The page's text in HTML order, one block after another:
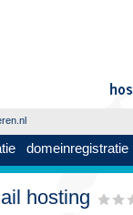
domeinregistratie
hosting